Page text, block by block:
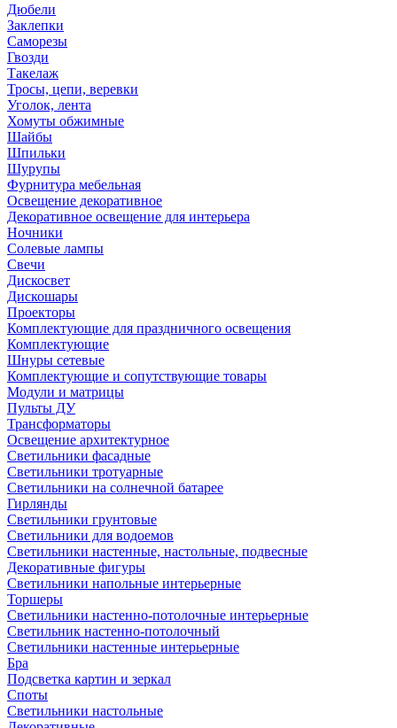
Дюбели
Заклепки
Саморезы
Гвозди
Такелаж
Тросы, цепи, веревки
Уголок, лента
Хомуты обжимные
Шайбы
Шпильки
Шурупы
Фурнитура мебельная
Освещение декоративное
Декоративное освещение для интерьера
Ночники
Солевые лампы
Свечи
Дискосвет
Дискошары
Проекторы
Комплектующие для праздничного освещения
Комплектующие
Шнуры сетевые
Комплектующие и сопутствующие товары
Модули и матрицы
Пульты ДУ
Трансформаторы
Освещение архитектурное
Светильники фасадные
Светильники тротуарные
Светильники на солнечной батарее
Гирлянды
Светильники грунтовые
Светильники для водоемов
Светильники настенные, настольные, подвесные
Декоративные фигуры
Светильники напольные интерьерные
Торшеры
Светильники настенно-потолочные интерьерные
Светильник настенно-потолочный
Светильники настенные интерьерные
Бра
Подсветка картин и зеркал
Споты
Светильники настольные